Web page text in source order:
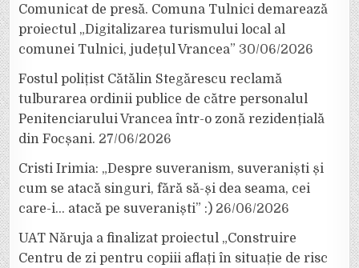
Comunicat de presă. Comuna Tulnici demarează
proiectul „Digitalizarea turismului local al
comunei Tulnici, județul Vrancea” 30/06/2026
Fostul polițist Cătălin Stegărescu reclamă
tulburarea ordinii publice de către personalul
Penitenciarului Vrancea într-o zonă rezidențială
din Focșani. 27/06/2026
Cristi Irimia: „Despre suveranism, suveraniști și
cum se atacă singuri, fără să-și dea seama, cei
care-i… atacă pe suveraniști” :) 26/06/2026
UAT Năruja a finalizat proiectul „Construire
Centru de zi pentru copiii aflați în situație de risc